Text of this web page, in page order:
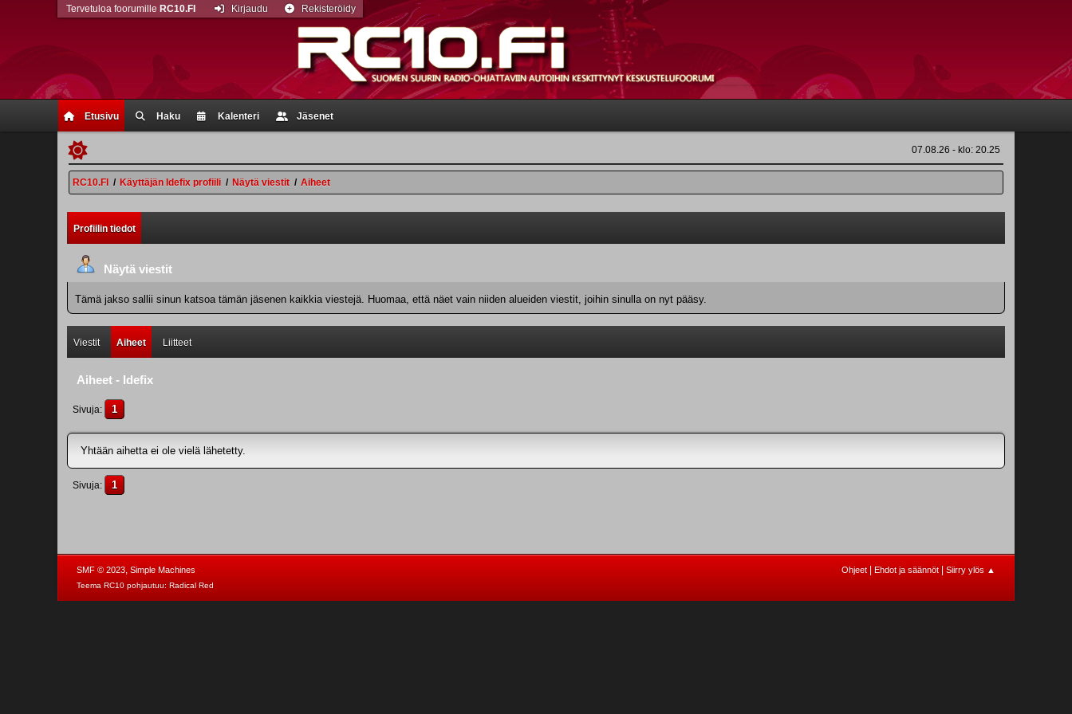
Etusivu Haku Kalenteri Jäsenet
Tervetuloa foorumille RC10.FI Kirjaudu Rekisteröidy
07.08.26 - klo: 20.25
RC10.FI / Käyttäjän Idefix profiili / Näytä viestit / Aiheet
Profiilin tiedot
Näytä viestit
Tämä jakso sallii sinun katsoa tämän jäsenen kaikkia viestejä. Huomaa, että näet vain niiden alueiden viestit, joihin sinulla on nyt pääsy.
Viestit Aiheet Liitteet
Aiheet - Idefix
Sivuja 1
Yhtään aihetta ei ole vielä lähetetty.
Sivuja 1
Ohjeet Ehdot ja säännöt Siirry ylös ▲
SMF © 2023, Simple Machines
Teema RC10 pohjautuu: Radical Red